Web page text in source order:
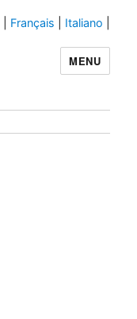
Français Italiano
MENU